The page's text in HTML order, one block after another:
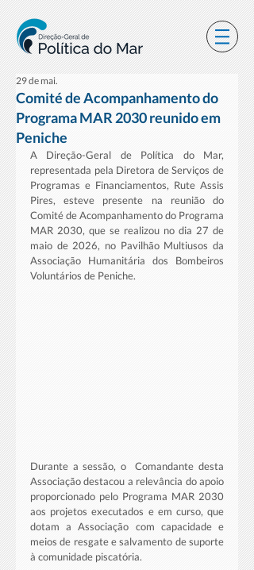
Comité de Acompanhamento do
Programa MAR 2030 reunido em
Peniche
29 de mai.
A Direção-Geral de Política do Mar,
representada pela Diretora de Serviços de
Programas e Financiamentos, Rute Assis
Pires, esteve presente na reunião do
Comité de Acompanhamento do Programa
MAR 2030, que se realizou no dia 27 de
maio de 2026, no Pavilhão Multiusos da
Associação Humanitária dos Bombeiros
Voluntários de Peniche.
Durante a sessão, o  Comandante desta
Associação destacou a relevância do apoio
proporcionado pelo Programa MAR 2030
aos projetos executados e em curso, que
dotam a Associação com capacidade e
meios de resgate e salvamento de suporte
à comunidade piscatória.